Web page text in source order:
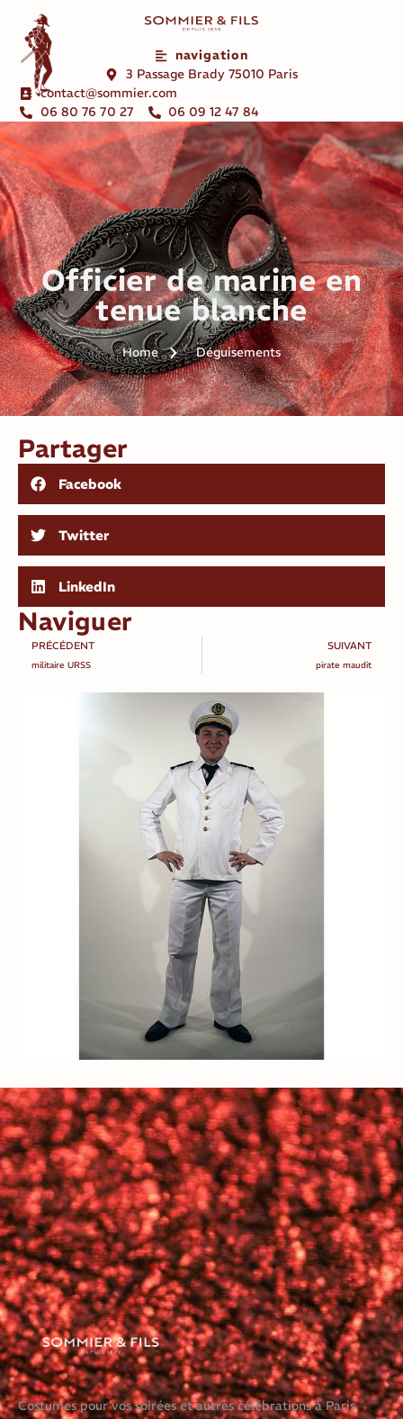
navigation
3 Passage Brady 75010 Paris
contact@sommier.com
06 80 76 70 27
06 09 12 47 84
Officier de marine en
tenue blanche
Home Déguisements
Partager
Facebook
Twitter
LinkedIn
Naviguer
PRÉCÉDENT
militaire URSS
SUIVANT
pirate maudit
Costumes pour vos soirées et autres célébrations à Paris